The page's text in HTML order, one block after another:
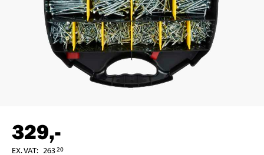
329,-
EX. VAT: 26320